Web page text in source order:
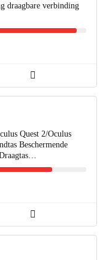
draagbare verbinding
Quest 2/Oculus
Beschermende